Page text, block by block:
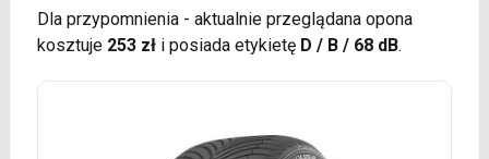
Dla przypomnienia - aktualnie przeglądana opona
kosztuje 253 złi posiada etykietę D / B / 68 dB.